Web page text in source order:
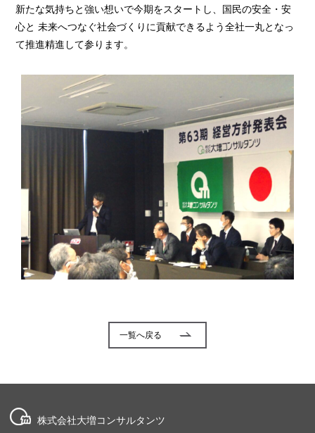
新たな気持ちと強い想いで今期をスタートし、国民の安全・安
心と 未来へつなぐ社会づくりに貢献できるよう全社一丸となっ
て推進精進して参ります。
一覧へ戻る
株式会社大増コンサルタンツ